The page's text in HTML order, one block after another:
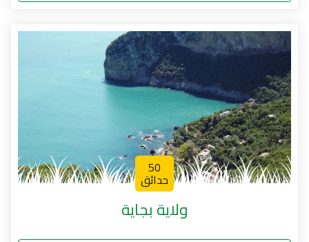
50
حدائق
ولاية بجاية